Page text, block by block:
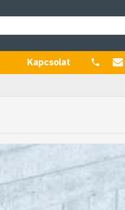
Kapcsolat